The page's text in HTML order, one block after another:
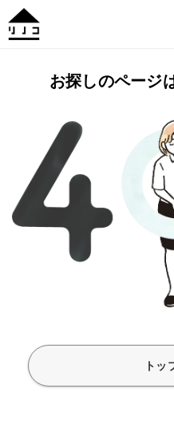
お探しのページ
トッ